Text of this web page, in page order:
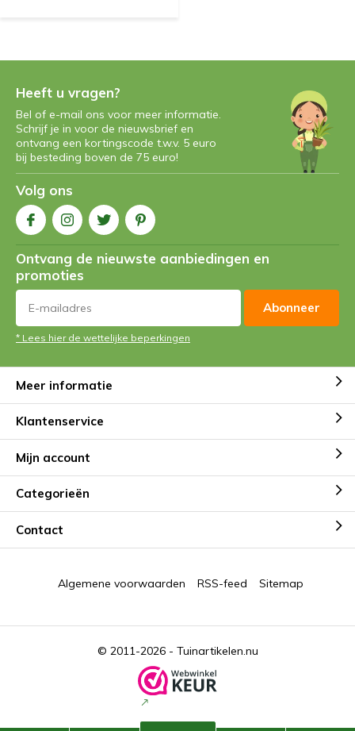
Heeft u vragen?
Bel of e-mail ons voor meer informatie.
Schrijf je in voor de nieuwsbrief en
ontvang een kortingscode t.w.v. 5 euro
bij besteding boven de 75 euro!
Volg ons
Ontvang de nieuwste aanbiedingen en
promoties
Abonneer
* Lees hier de wettelijke beperkingen
Meer informatie
Klantenservice
Mijn account
Categorieën
Contact
© 2011-2026 - Tuinartikelen.nu
Algemene voorwaarden RSS-feed Sitemap